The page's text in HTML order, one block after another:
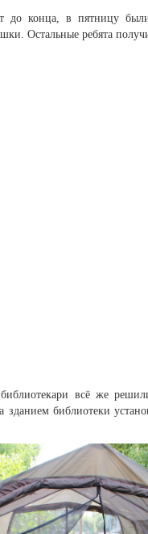
до конца, в пятницу
Остальные ребята
всё же
зданием библиотеки